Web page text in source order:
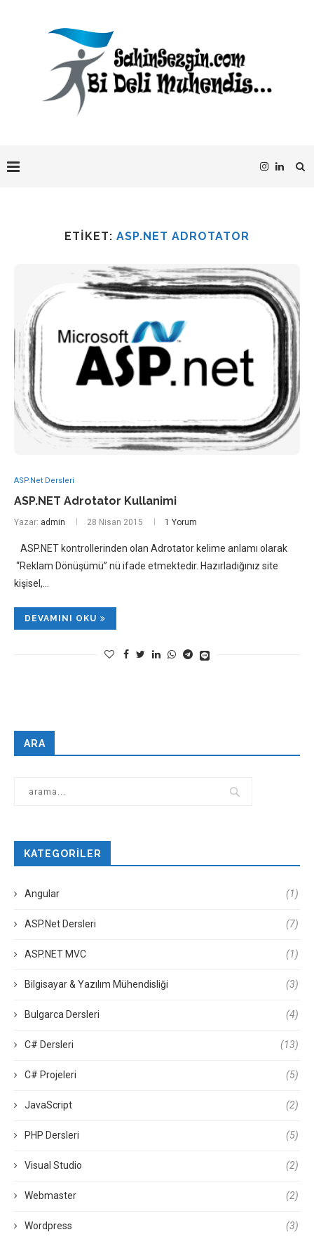
ETIKET: ASP.NET ADROTATOR
ASP.Net Dersleri
ASP.NET Adrotator Kullanimi
Yazar: admin 28 Nisan 2015 1 Yorum
ASP.NET kontrollerinden olan Adrotator kelime anlamı olarak
“Reklam Dönüşümü” nü ifade etmektedir. Hazırladığınız site
kişisel,…
DEVAMINI OKU
ARA
KATEGORILER
Angular (1)
ASP.Net Dersleri (7)
ASP.NET MVC (1)
Bilgisayar & Yazılım Mühendisliği (3)
Bulgarca Dersleri (4)
C# Dersleri (13)
C# Projeleri (5)
JavaScript (2)
PHP Dersleri (5)
Visual Studio (2)
Webmaster (2)
Wordpress (3)